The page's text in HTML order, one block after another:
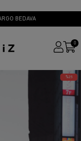
BEDAVA
0
25